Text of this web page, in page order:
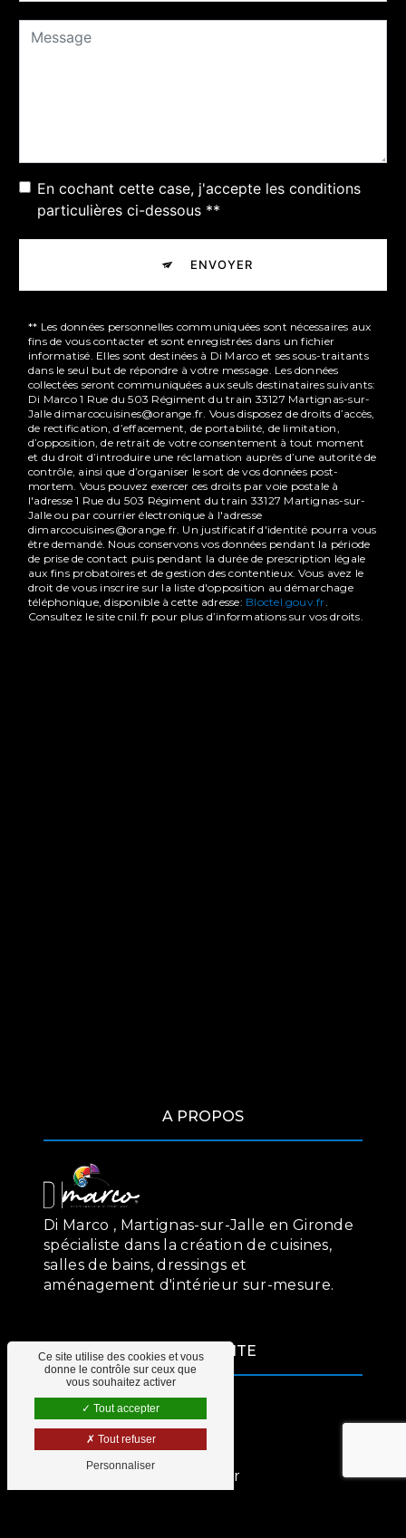
En cochant cette case, j'accepte les conditions
particulières ci-dessous **
ENVOYER
** Les données personnelles communiquées sont nécessaires aux
fins de vous contacter et sont enregistrées dans un fichier
informatisé. Elles sont destinées à Di Marco et ses sous-traitants
dans le seul but de répondre à votre message. Les données
collectées seront communiquées aux seuls destinataires suivants:
Di Marco 1 Rue du 503 Régiment du train 33127 Martignas-sur-
Jalle dimarcocuisines@orange.fr. Vous disposez de droits d’accès,
de rectification, d’effacement, de portabilité, de limitation,
d’opposition, de retrait de votre consentement à tout moment
et du droit d’introduire une réclamation auprès d’une autorité de
contrôle, ainsi que d’organiser le sort de vos données post-
mortem. Vous pouvez exercer ces droits par voie postale à
l'adresse 1 Rue du 503 Régiment du train 33127 Martignas-sur-
Jalle ou par courrier électronique à l'adresse
dimarcocuisines@orange.fr. Un justificatif d'identité pourra vous
être demandé. Nous conservons vos données pendant la période
de prise de contact puis pendant la durée de prescription légale
aux fins probatoires et de gestion des contentieux. Vous avez le
droit de vous inscrire sur la liste d'opposition au démarchage
téléphonique, disponible à cette adresse: Bloctel.gouv.fr
Consultez le site cnil.fr pour plus d’informations sur vos droits.
A PROPOS
Di Marco , Martignas-sur-Jalle en Gironde
spécialiste dans la création de cuisines,
salles de bains, dressings et
aménagement d'intérieur sur-mesure.
PLAN DU SITE
Cuisines
Salles de bains
Dressings
Aménagement d'intérieur
Ce site utilise des cookies et vous
donne le contrôle sur ceux que
vous souhaitez activer
Tout accepter
Tout refuser
Personnaliser